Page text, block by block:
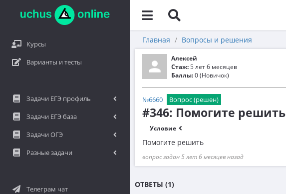
Курсы
Варианты и тесты
Задачи ЕГЭ профиль
Задачи ЕГЭ база
Задачи ОГЭ
Разные задачи
Телеграм чат
Главная Вопросы и решения
Алексей
Стаж:5 лет 6 месяцев
Баллы:0 (Новичок)
№6660 Вопрос (решен)
#346: Помогите решить
Условие
Помогите решить
вопрос задан 5 лет 6 месяцев назад
ОТВЕТЫ (1)